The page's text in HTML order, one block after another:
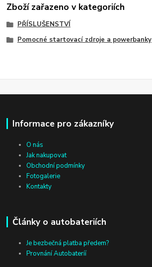
Zboží zařazeno v kategoriích
PŘÍSLUŠENSTVÍ
Pomocné startovací zdroje a powerbanky
Informace pro zákazníky
O nás
Jak nakupovat
Obchodní podmínky
Fotogalerie
Kontakty
Články o autobateriích
Je bezbečná platba předem?
Provnání Autobateríí